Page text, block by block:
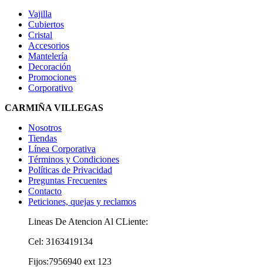
Vajilla
Cubiertos
Cristal
Accesorios
Mantelería
Decoración
Promociones
Corporativo
CARMIÑA VILLEGAS
Nosotros
Tiendas
Línea Corporativa
Términos y Condiciones
Políticas de Privacidad
Preguntas Frecuentes
Contacto
Peticiones, quejas y reclamos
Lineas De Atencion Al CLiente:
Cel: 3163419134
Fijos:7956940 ext 123